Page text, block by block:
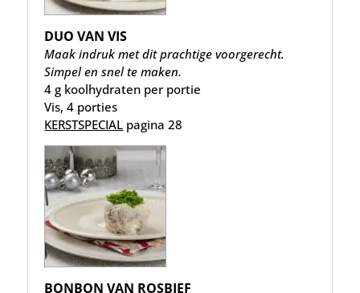
DUO VAN VIS
Maak indruk met dit prachtige voorgerecht.
Simpel en snel te maken.
4 g koolhydraten per portie
Vis, 4 porties
KERSTSPECIAL pagina 28
BONBON VAN ROSBIEF